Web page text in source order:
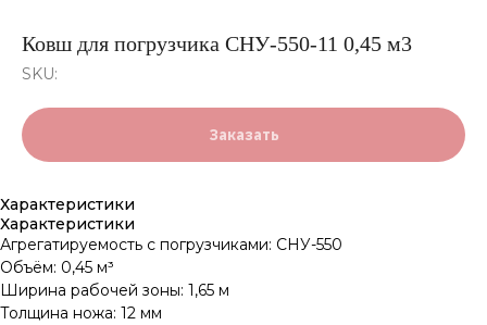
Ковш для погрузчика СНУ-550-11 0,45 м3
SKU:
Заказать
Характеристики
Характеристики
Агрегатируемость с погрузчиками: СНУ-550
Объём: 0,45 м³
Ширина рабочей зоны: 1,65 м
Толщина ножа: 12 мм